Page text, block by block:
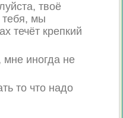
твоё
тебя, мы
течёт крепкий
мне иногда не
то что надо